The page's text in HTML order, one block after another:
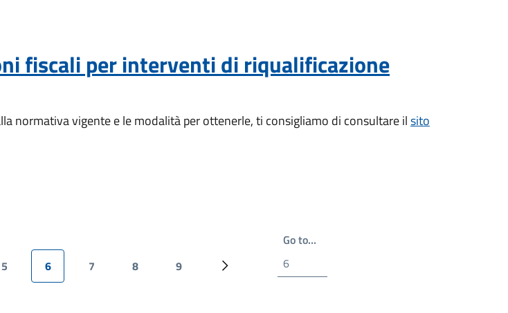
fiscali per interventi di riqualificazione
normativa vigente e le modalità per ottenerle, ti consigliamo di consultare ilsito
Pagina
5
Pagina attuale
6
Pagina
7
Pagina
8
Pagina
9
Prossima pagina
Go to…